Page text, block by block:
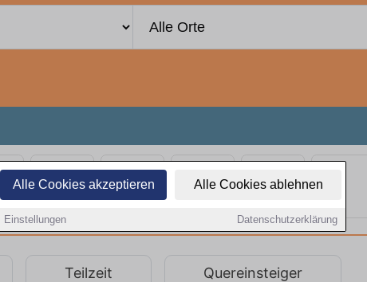
Alle Cookies akzeptieren Alle Cookies ablehnen
Einstellungen Datenschutzerklärung
Teilzeit Quereinsteiger